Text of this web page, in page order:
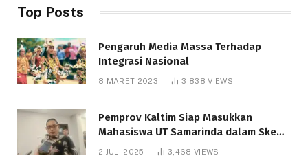
Top Posts
Pengaruh Media Massa Terhadap
Integrasi Nasional
8 MARET 2023 3,838VIEWS
Pemprov Kaltim Siap Masukkan
Mahasiswa UT Samarinda dalam Skema
Bantuan Pendidikan Gratispol
2 JULI 2025 3,468 VIEWS